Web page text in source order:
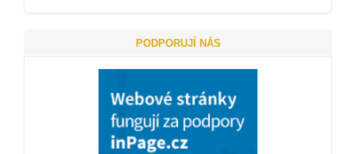
PODPORUJÍ NÁS